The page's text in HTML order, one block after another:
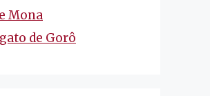
Mona
de Gorô